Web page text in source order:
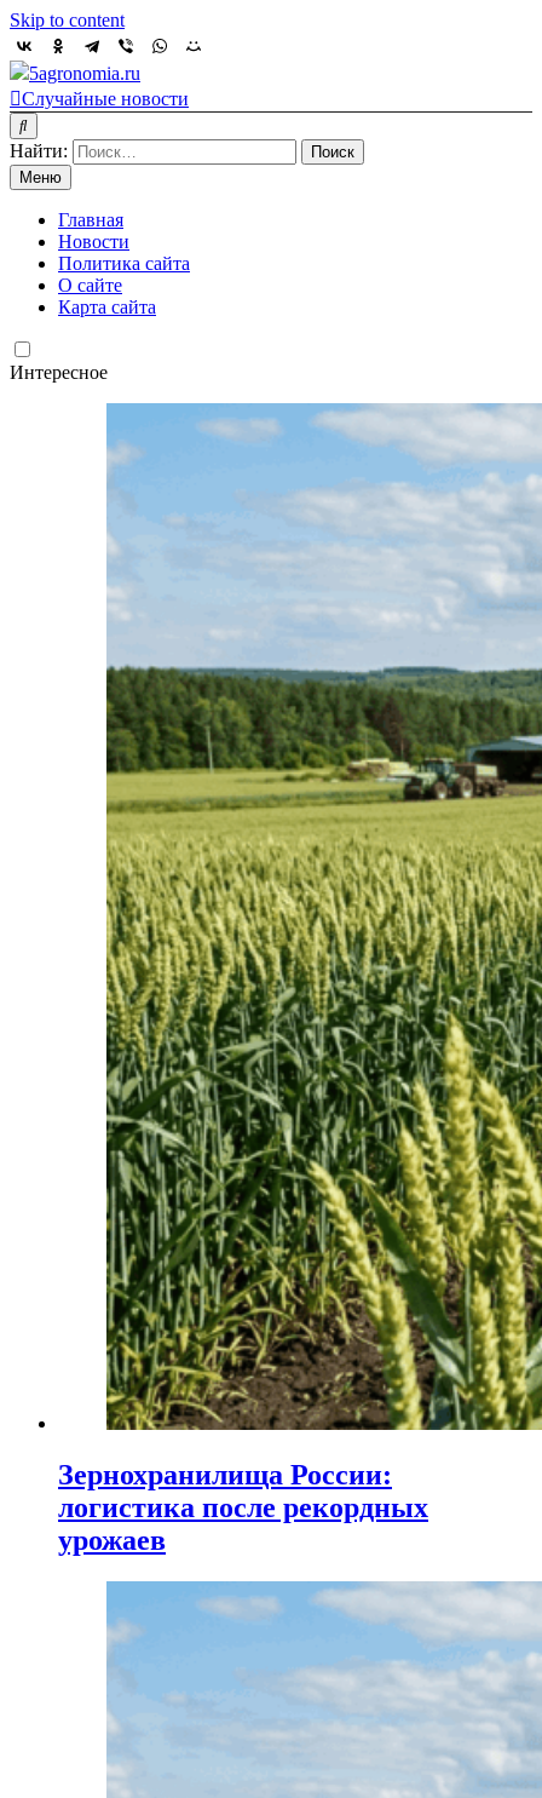
Skip to content
5agronomia.ru
Случайные новости
Найти:
Меню
Главная
Новости
Политика сайта
О сайте
Карта сайта
Интересное
Зернохранилища России:
логистика после рекордных
урожаев